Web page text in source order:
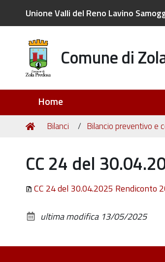
Unione Valli del Reno Lavino
Comune di
Home
Tu
Home
Bilanci Bilancio preventivo e
CC 24 del
CC 24 del 30.04.2025 Rendiconto
ultima modifica 13/05/2025